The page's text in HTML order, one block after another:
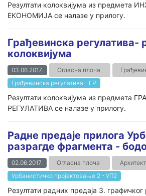
Резултати колоквијума из предмета
ЕКОНОМИЈА се налазе у прилогу.
Грађевинска регулатива-
колоквијума
03.06.2017. Огласна плоча
Грађевинска регулатива - ГР
Резултати колоквијума из предмета
РЕГУЛАТИВА се налазе у прилогу.
Радне предаје прилога
разрагде фрагмента -
02.06.2017. Огласна плоча
Урбанистичко пројектовање 2 - УП2
Резултати радних предаја 3.